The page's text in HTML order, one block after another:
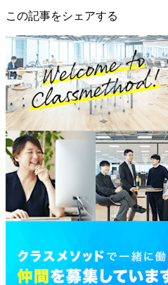
この記事をシェアする